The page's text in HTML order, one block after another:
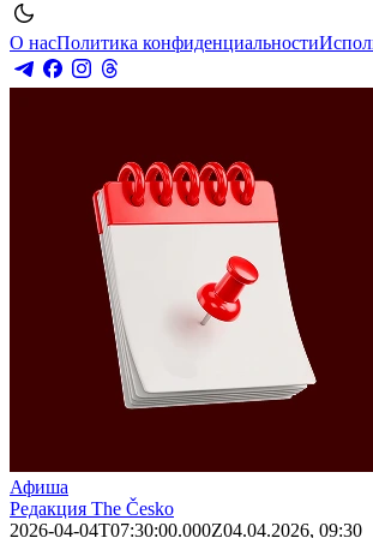
О насПолитика конфиденциальности
Афиша
Редакция The Česko
2026-04-04T07:30:00.000Z04.04.2026, 09:30